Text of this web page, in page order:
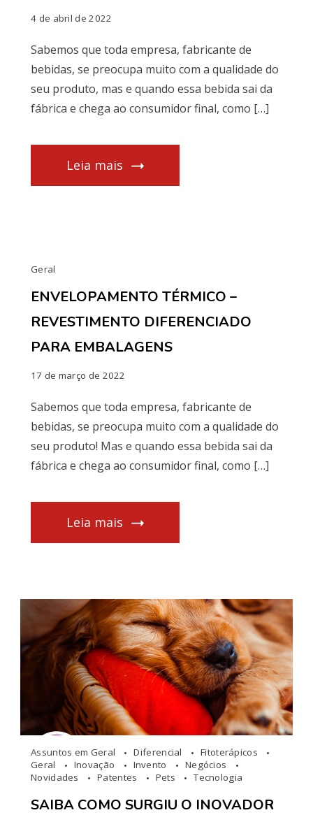
4 de abril de 2022
Sabemos que toda empresa, fabricante de
bebidas, se preocupa muito com a qualidade do
seu produto, mas e quando essa bebida sai da
fábrica e chega ao consumidor final, como […]
Leia mais
Geral
ENVELOPAMENTO TÉRMICO –
REVESTIMENTO DIFERENCIADO
PARA EMBALAGENS
17 de março de 2022
Sabemos que toda empresa, fabricante de
bebidas, se preocupa muito com a qualidade do
seu produto! Mas e quando essa bebida sai da
fábrica e chega ao consumidor final, como […]
Leia mais
Assuntos em Geral Diferencial
Fitoterápicos
Geral
Inovação Invento
Negócios
Novidades
Patentes Pets Tecnologia
SAIBA COMO SURGIU O INOVADOR